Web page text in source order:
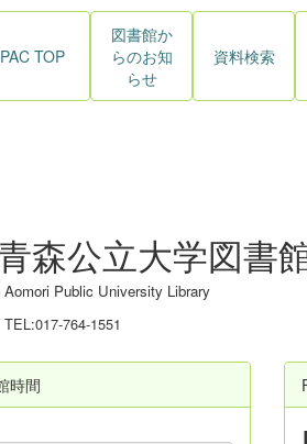
TOP
図書館か
らのお知
らせ
資料検索
森公立大学図書
Public University Library
764-1551
時間